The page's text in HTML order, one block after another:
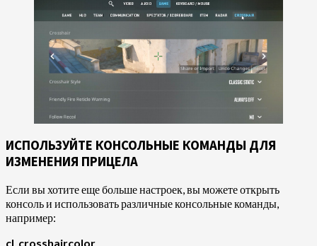
ИСПОЛЬЗУЙТЕ КОНСОЛЬНЫЕ КОМАНДЫ ДЛЯ
ИЗМЕНЕНИЯ ПРИЦЕЛА
Если вы хотите еще больше настроек, вы можете открыть
консоль и использовать различные консольные команды,
например:
cl_crosshaircolor